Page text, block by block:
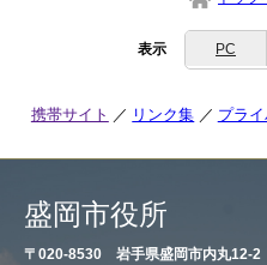
表示 PC
携帯サイト リンク集 プラ
盛岡市役所
〒020-8530 岩手県盛岡市内丸12-